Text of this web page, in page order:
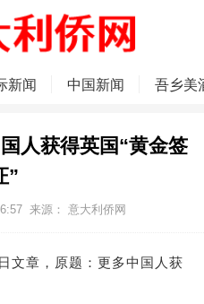
新闻 中国新闻 吾乡美
人获得英国“黄金签
”
来源： 意大利侨网
文章，原题：更多中国人获